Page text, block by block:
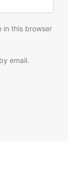
in this browser
email.